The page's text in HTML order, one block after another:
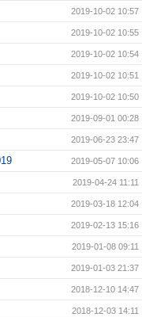
2019-10-02 10:57
2019-10-02 10:55
2019-10-02 10:54
2019-10-02 10:51
2019-10-02 10:50
2019-09-01 00:28
2019-06-23 23:47
2019-05-07 10:06
2019-04-24 11:11
2019-03-18 12:04
2019-02-13 15:16
2019-01-08 09:11
2019-01-03 21:37
2018-12-10 14:47
2018-12-03 14:11